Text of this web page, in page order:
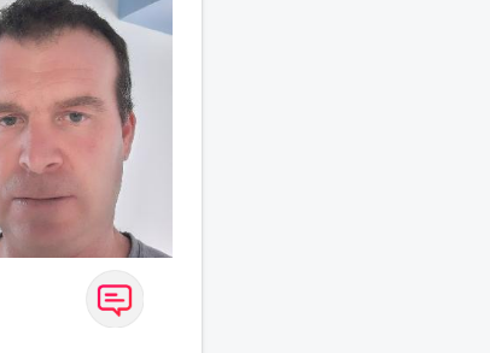
de confiance à
voudras m 'en
toute sincérité.
venez me
un échange.